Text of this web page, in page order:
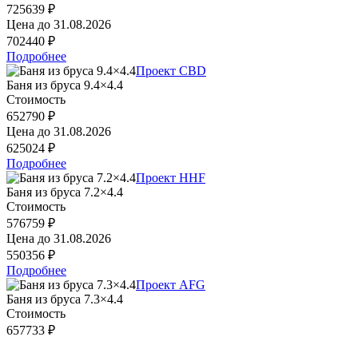
725639 ₽
Цена до 31.08.2026
702440 ₽
Подробнее
Проект CBD
Баня из бруса 9.4×4.4
Стоимость
652790 ₽
Цена до 31.08.2026
625024 ₽
Подробнее
Проект HHF
Баня из бруса 7.2×4.4
Стоимость
576759 ₽
Цена до 31.08.2026
550356 ₽
Подробнее
Проект AFG
Баня из бруса 7.3×4.4
Стоимость
657733 ₽